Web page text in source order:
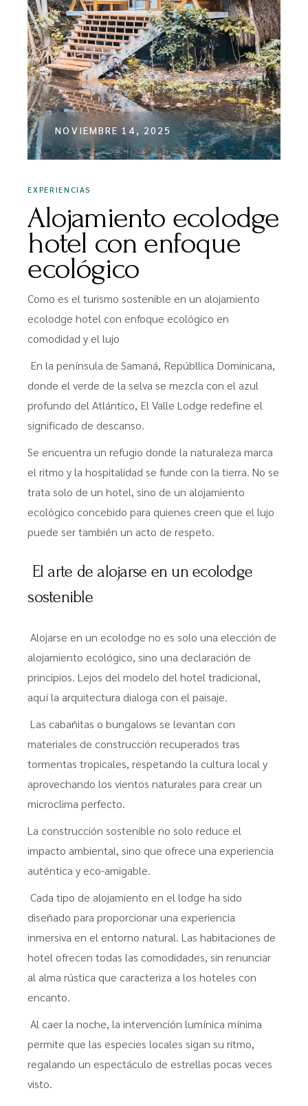
NOVIEMBRE 14, 2025
EXPERIENCIAS
Alojamiento ecolodge
hotel con enfoque
ecológico
Como es el turismo sostenible en un alojamiento
ecolodge hotel con enfoque ecológico en
comodidad y el lujo
En la península de Samaná, Repúbllica Dominicana,
donde el verde de la selva se mezcla con el azul
profundo del Atlántico, El Valle Lodge redefine el
significado de descanso.
Se encuentra un refugio donde la naturaleza marca
el ritmo y la hospitalidad se funde con la tierra. No se
trata solo de un hotel, sino de un alojamiento
ecológico concebido para quienes creen que el lujo
puede ser también un acto de respeto.
El arte de alojarse en un ecolodge
sostenible
Alojarse en un ecolodge no es solo una elección de
alojamiento ecológico, sino una declaración de
principios. Lejos del modelo del hotel tradicional,
aquí la arquitectura dialoga con el paisaje.
Las cabañitas o bungalows se levantan con
materiales de construcción recuperados tras
tormentas tropicales, respetando la cultura local y
aprovechando los vientos naturales para crear un
microclima perfecto.
La construcción sostenible no solo reduce el
impacto ambiental, sino que ofrece una experiencia
auténtica y eco-amigable.
Cada tipo de alojamiento en el lodge ha sido
diseñado para proporcionar una experiencia
inmersiva en el entorno natural. Las habitaciones de
hotel ofrecen todas las comodidades, sin renunciar
al alma rústica que caracteriza a los hoteles con
encanto.
Al caer la noche, la intervención lumínica mínima
permite que las especies locales sigan su ritmo,
regalando un espectáculo de estrellas pocas veces
visto.